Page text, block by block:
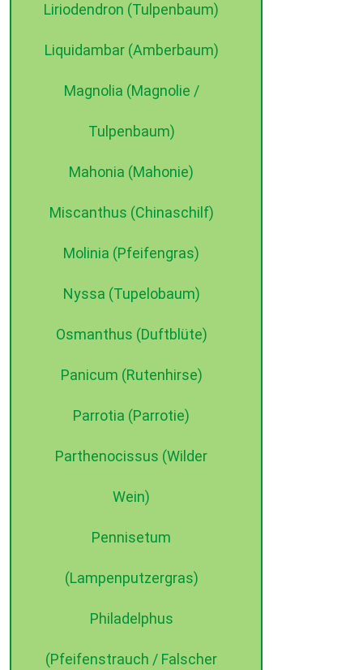
Liriodendron (Tulpenbaum)
Liquidambar (Amberbaum)
Magnolia (Magnolie /
Tulpenbaum)
Mahonia (Mahonie)
Miscanthus (Chinaschilf)
Molinia (Pfeifengras)
Nyssa (Tupelobaum)
Osmanthus (Duftblüte)
Panicum (Rutenhirse)
Parrotia (Parrotie)
Parthenocissus (Wilder
Wein)
Pennisetum
(Lampenputzergras)
Philadelphus
(Pfeifenstrauch / Falscher